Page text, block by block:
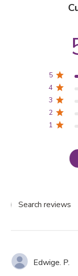
5
4
3
2
1
Edwige. P.